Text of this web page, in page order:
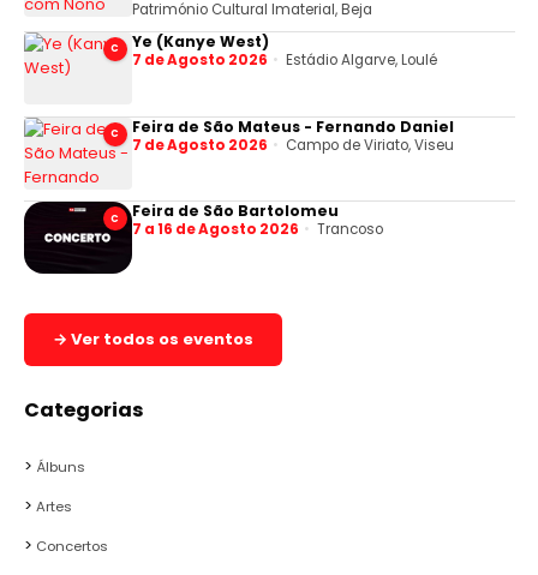
Património Cultural Imaterial, Beja
C Ye (Kanye West)
7 de Agosto 2026 Estádio Algarve, Loulé
C Feira de São Mateus - Fernando Daniel
7 de Agosto 2026 Campo de Viriato, Viseu
C Feira de São Bartolomeu
7 a 16 de Agosto 2026 Trancoso
→ Ver todos os eventos
Categorias
Álbuns
Artes
Concertos